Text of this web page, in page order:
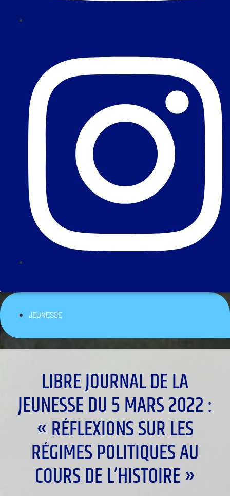
JEUNESSE
LIBRE JOURNAL DE LA
JEUNESSE DU 5 MARS 2022 :
« RÉFLEXIONS SUR LES
RÉGIMES POLITIQUES AU
COURS DE L’HISTOIRE »